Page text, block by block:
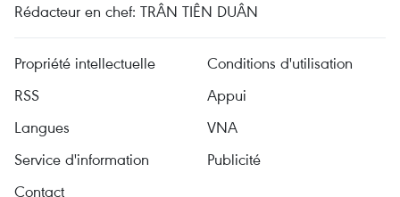
Rédacteur en chef: TRÂN TIÊN DUÂN
Propriété intellectuelle
Conditions d'utilisation
RSS
Appui
Langues
VNA
Service d'information
Publicité
Contact